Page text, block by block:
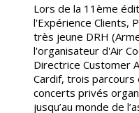
Lors de la 11ème
l'Expérience Clients,
très jeune DRH
l'organisateur d'Air
Directrice Customer
Cardif, trois parcours
concerts privés
jusqu’au monde de